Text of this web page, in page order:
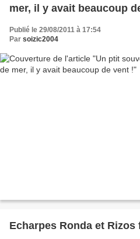
mer, il y avait beaucoup
Publié le 29/08/2011 à 17:54
Par soizic2004
Echarpes Ronda et